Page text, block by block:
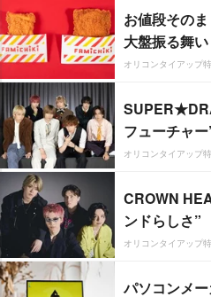
お値段その
大盤振る舞い
オリコンタイアップ
フューチャー
オリコンタイアップ
CROWN
ンドらしさ”
オリコンタイアップ
パソコンメ